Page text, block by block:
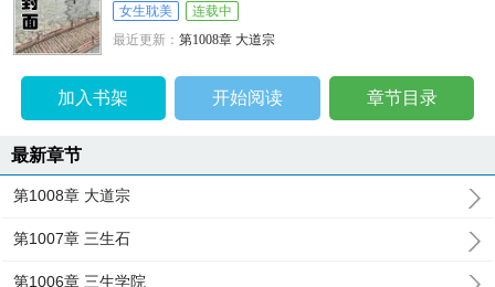
女生耽美
连载中
最近更新：第1008章 大道宗
加入书架 开始阅读 章节目录
最新章节
第1008章 大道宗
第1007章 三生石
第1006章 三生学院